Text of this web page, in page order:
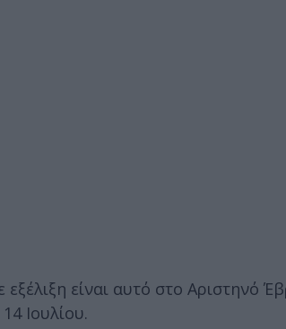
είναι αυτό στο Αριστηνό
Ιουλίου.